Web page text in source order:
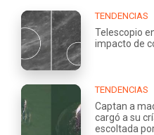
TENDENCIAS
Telescopio
impacto de
TENDENCIAS
Captan a
cargó a su
escoltada